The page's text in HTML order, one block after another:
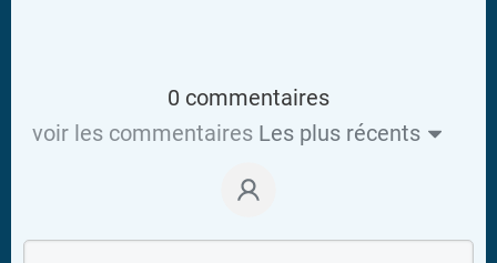
0 commentaires
voir les commentaires Les plus récents